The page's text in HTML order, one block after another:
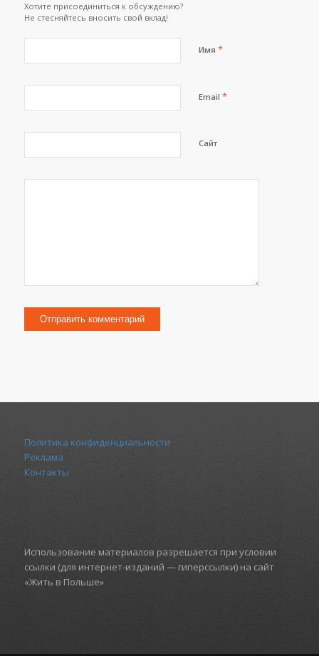
Хотите присоединиться к обсуждению?
Не стесняйтесь вносить свой вклад!
Имя *
Email *
Сайт
Политика конфиденциальности
Реклама
Контакты
Использование материалов разрешается при условии
ссылки (для интернет-изданий — гиперссылки) на сайт
«Жить в Польше»